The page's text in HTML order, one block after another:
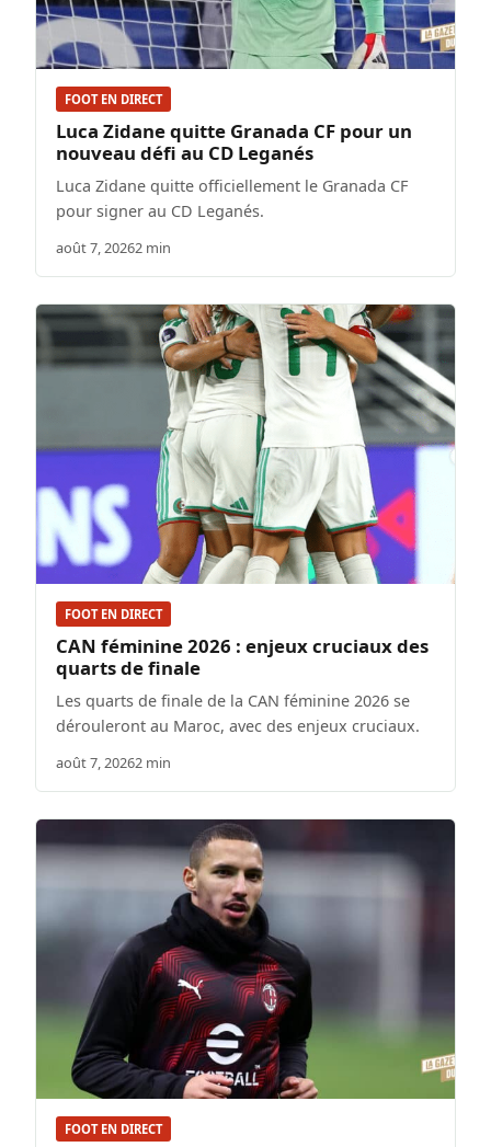
FOOT EN DIRECT
Luca Zidane quitte Granada CF pour un
nouveau défi au CD Leganés
Luca Zidane quitte officiellement le Granada CF
pour signer au CD Leganés.
août 7, 20262 min
FOOT EN DIRECT
CAN féminine 2026 : enjeux cruciaux des
quarts de finale
Les quarts de finale de la CAN féminine 2026 se
dérouleront au Maroc, avec des enjeux cruciaux.
août 7, 20262 min
FOOT EN DIRECT